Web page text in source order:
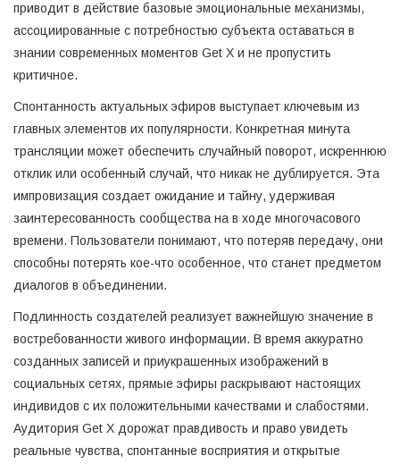
приводит в действие базовые эмоциональные механизмы,
ассоциированные с потребностью субъекта оставаться в
знании современных моментов Get X и не пропустить
критичное.
Спонтанность актуальных эфиров выступает ключевым из
главных элементов их популярности. Конкретная минута
трансляции может обеспечить случайный поворот, искреннюю
отклик или особенный случай, что никак не дублируется. Эта
импровизация создает ожидание и тайну, удерживая
заинтересованность сообщества на в ходе многочасового
времени. Пользователи понимают, что потеряв передачу, они
способны потерять кое-что особенное, что станет предметом
диалогов в объединении.
Подлинность создателей реализует важнейшую значение в
востребованности живого информации. В время аккуратно
созданных записей и приукрашенных изображений в
социальных сетях, прямые эфиры раскрывают настоящих
индивидов с их положительными качествами и слабостями.
Аудитория Get X дорожат правдивость и право увидеть
реальные чувства, спонтанные восприятия и открытые